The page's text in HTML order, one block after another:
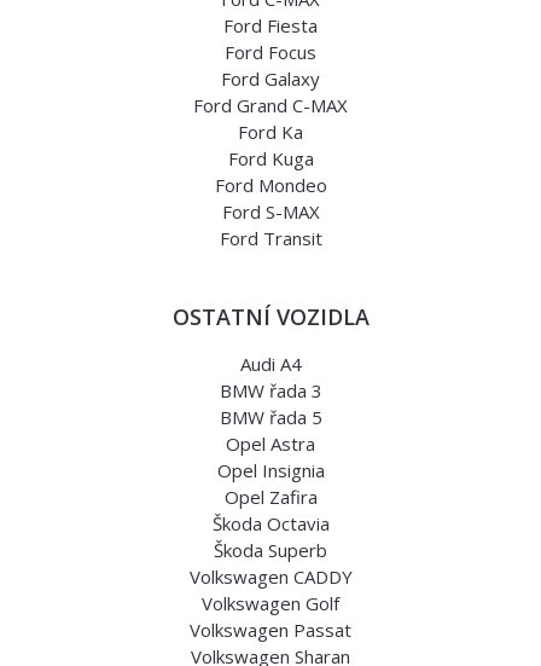
Ford Fiesta
Ford Focus
Ford Galaxy
Ford Grand C-MAX
Ford Ka
Ford Kuga
Ford Mondeo
Ford S-MAX
Ford Transit
OSTATNÍ VOZIDLA
Audi A4
BMW řada 3
BMW řada 5
Opel Astra
Opel Insignia
Opel Zafira
Škoda Octavia
Škoda Superb
Volkswagen CADDY
Volkswagen Golf
Volkswagen Passat
Volkswagen Sharan